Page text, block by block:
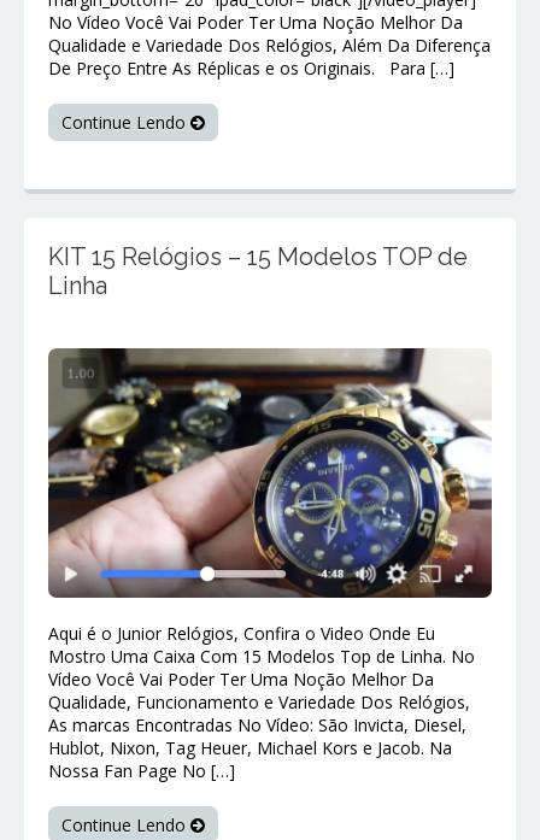
No Vídeo Você Vai Poder Ter Uma Noção Melhor Da
Qualidade e Variedade Dos Relógios, Além Da Diferença
De Preço Entre As Réplicas e os Originais. Para […]
Continue Lendo
KIT 15 Relógios – 15 Modelos TOP de
Linha
Aqui é o Junior Relógios, Confira o Video Onde Eu
Mostro Uma Caixa Com 15 Modelos Top de Linha. No
Vídeo Você Vai Poder Ter Uma Noção Melhor Da
Qualidade, Funcionamento e Variedade Dos Relógios,
As marcas Encontradas No Vídeo: São Invicta, Diesel,
Hublot, Nixon, Tag Heuer, Michael Kors e Jacob. Na
Nossa Fan Page No […]
Continue Lendo